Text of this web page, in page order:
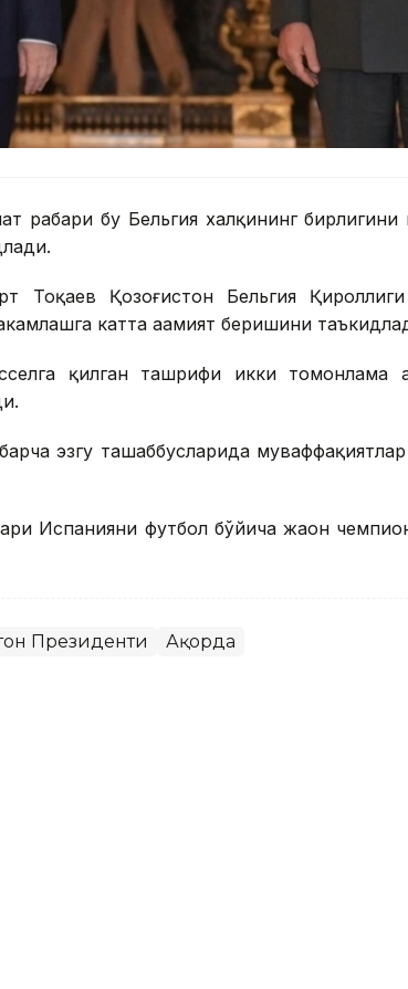
раҳбари бу Бельгия халқининг
Тоқаев Қозоғистон Бельгия
катта аҳамият беришини
қилган ташрифи икки томонлама
эзгу ташаббусларида
Испанияни футбол бўйича жаҳон
Президенти Ақорда